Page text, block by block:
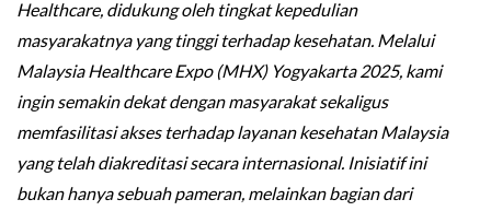
Healthcare, didukung oleh tingkat kepedulian
masyarakatnya yang tinggi terhadap kesehatan. Melalui
Malaysia Healthcare Expo (MHX) Yogyakarta 2025, kami
ingin semakin dekat dengan masyarakat sekaligus
memfasilitasi akses terhadap layanan kesehatan Malaysia
yang telah diakreditasi secara internasional. Inisiatif ini
bukan hanya sebuah pameran, melainkan bagian dari